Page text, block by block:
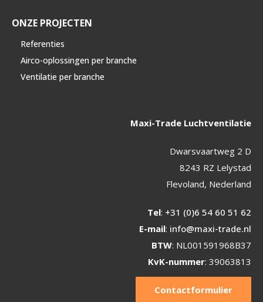
ONZE PROJECTEN
Referenties
Airco-oplossingen per branche
Ventilatie per branche
Maxi-Trade Luchtventilatie
Dwarsvaartweg 2 D
8243 RZ Lelystad
Flevoland, Nederland
Tel: +31 (0)6 54 60 51 62
E-mail: info@maxi-trade.nl
BTW: NL001591968B37
KvK-nummer: 39063813
Contactformulier